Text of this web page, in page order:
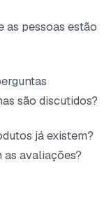
as pessoas estão
são discutidos?
já existem?
as avaliações?